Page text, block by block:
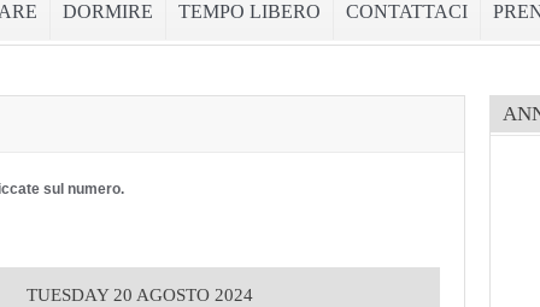
DORMIRE TEMPO LIBERO CONTATTACI
sul numero.
TUESDAY 20 AGOSTO 2024